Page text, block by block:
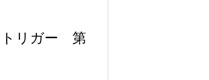
トリガー 第